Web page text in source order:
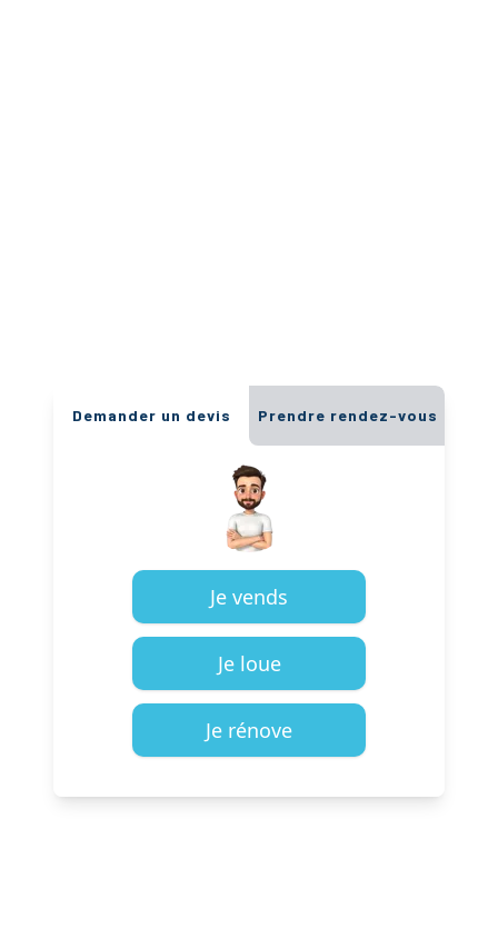
Demander un devis Prendre rendez-vous
Je vends
Je loue
Je rénove